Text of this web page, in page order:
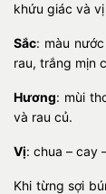
khứu giác và
Sắc: màu
rau, trắng mịn
Hương: mùi
và rau củ.
Vị: chua – cay
Khi từng sợi